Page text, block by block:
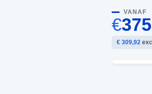
VANAF
€
€ 309,92